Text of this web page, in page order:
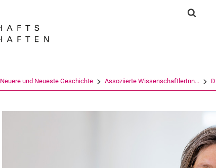
Springe direkt zu: Inhalt
Springe direkt zu: Suche
Springe direkt zu:
Neuere und Neueste Geschichte Assoziierte WissenschaftlerInn...